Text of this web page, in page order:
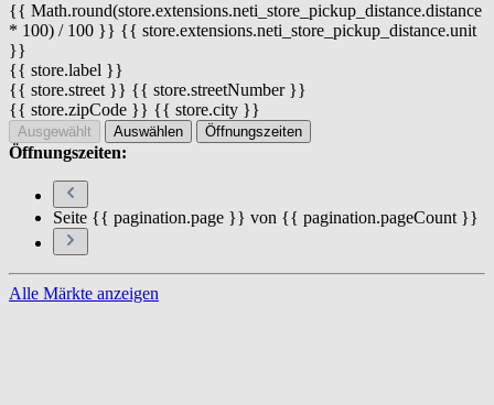
{{ Math.round(store.extensions.neti_store_pickup_distance.distance
* 100) / 100 }} {{ store.extensions.neti_store_pickup_distance.unit
}}
{{ store.label }}
{{ store.street }} {{ store.streetNumber }}
{{ store.zipCode }} {{ store.city }}
Ausgewählt Auswählen Öffnungszeiten
Öffnungszeiten:
Seite {{ pagination.page }} von {{ pagination.pageCount }}
Alle Märkte anzeigen